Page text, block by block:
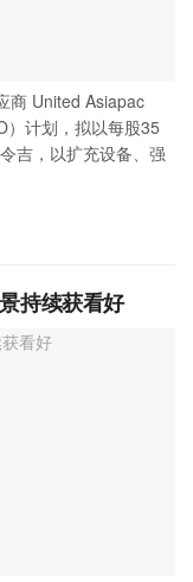
商 United Asiapac
）计划，拟以每股35
吉，以扩充设备、强
持续获看好